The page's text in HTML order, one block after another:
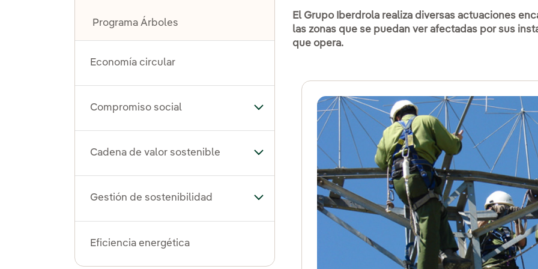
Programa Árboles
Economía circular
Compromiso social Alternar el submenú para Compromiso social
Cadena de valor sostenible Alternar el submenú para Cadena de valor sostenible
Gestión de sostenibilidad Alternar el submenú para Gestión de sostenibilidad
Eficiencia energética
El Grupo Iberdrola realiza diversas actuaciones
las zonas que se puedan ver afectadas por sus
que opera.